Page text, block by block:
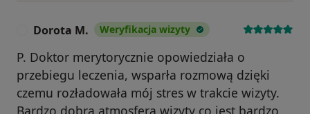
Dorota M. Weryfikacja wizyty
P. Doktor merytorycznie opowiedziała o
przebiegu leczenia, wsparła rozmową dzięki
czemu rozładowała mój stres w trakcie wizyty.
Bardzo dobra atmosfera wizyty co jest bardzo